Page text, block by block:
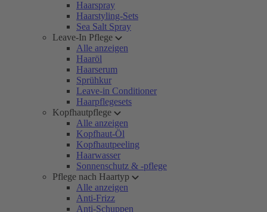
Haarspray
Haarstyling-Sets
Sea Salt Spray
Leave-In Pflege
Alle anzeigen
Haaröl
Haarserum
Sprühkur
Leave-in Conditioner
Haarpflegesets
Kopfhautpflege
Alle anzeigen
Kopfhaut-Öl
Kopfhautpeeling
Haarwasser
Sonnenschutz & -pflege
Pflege nach Haartyp
Alle anzeigen
Anti-Frizz
Anti-Schuppen